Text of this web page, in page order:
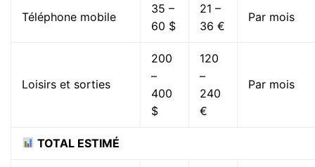
Téléphone mobile
35 –
60 $
21 –
36 €
Par mois
Loisirs et sorties
200
–
400
$
120
–
240
€
Par mois
TOTAL ESTIMÉ